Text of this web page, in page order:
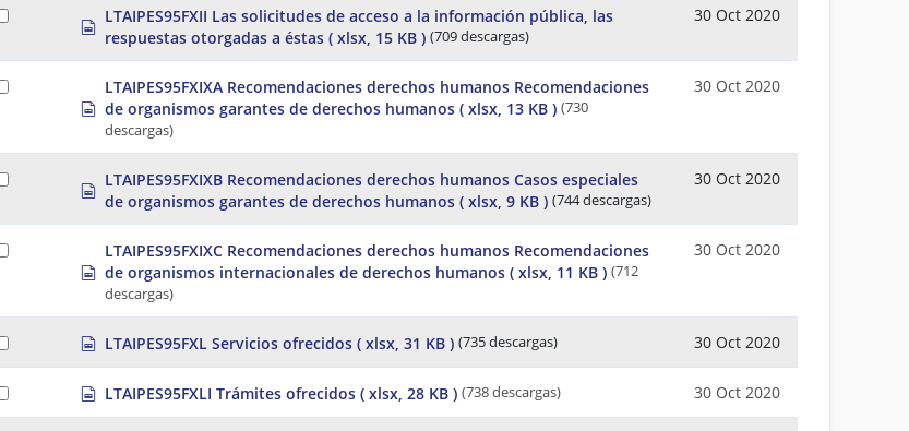
h
e
e
a
s
e
s
p
r
d
h
e
LTAIPES95FXII Las solicitudes de acceso a la información pública, las
respuestas otorgadas a éstas ( xlsx, 15 KB ) (709 descargas)
30 Oct 2020
s
p
e
d
e
LTAIPES95FXIXA Recomendaciones derechos humanos Recomendaciones
de organismos garantes de derechos humanos ( xlsx, 13 KB ) (730
descargas)
30 Oct 2020
s
p
r
d
h
e
t
LTAIPES95FXIXB Recomendaciones derechos humanos Casos especiales
de organismos garantes de derechos humanos ( xlsx, 9 KB ) (744 descargas)
30 Oct 2020
s
p
e
a
h
e
LTAIPES95FXIXC Recomendaciones derechos humanos Recomendaciones
de organismos internacionales de derechos humanos ( xlsx, 11 KB ) (712
descargas)
30 Oct 2020
s
p
e
a
LTAIPES95FXL Servicios ofrecidos ( xlsx, 31 KB ) (735 descargas) 30 Oct 2020
s
p
LTAIPES95FXLI Trámites ofrecidos ( xlsx, 28 KB ) (738 descargas) 30 Oct 2020